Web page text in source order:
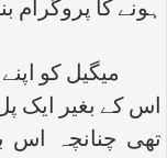
ہونے کا پروگرام
میگیل کو اپنے
اس کے بغیر ایک
تھی چنانچہ اس